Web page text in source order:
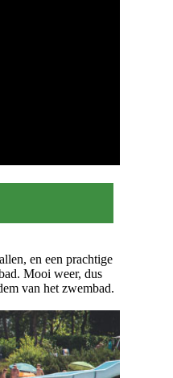
en een prachtige
Mooi weer, dus
van het zwembad.